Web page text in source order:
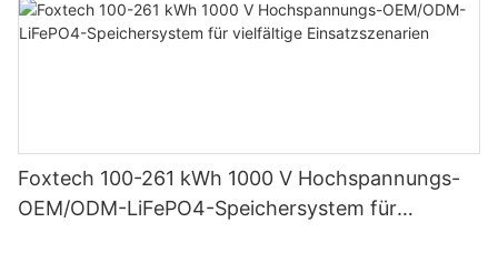
Foxtech 100-261 kWh 1000 V Hochspannungs-
OEM/ODM-LiFePO4-Speichersystem für